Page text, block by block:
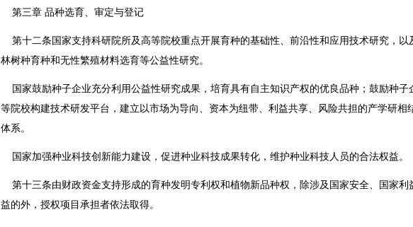
第三章 品种选育、审定与登记
第十二条国家支持科研院所及高等院校重点开展育种的基础性、前沿性和应用技术研究，以
林树种育种和无性繁殖材料选育等公益性研究。
国家鼓励种子企业充分利用公益性研究成果，培育具有自主知识产权的优良品种；鼓励种子
等院校构建技术研发平台，建立以市场为导向、资本为纽带、利益共享、风险共担的产学研相
体系。
国家加强种业科技创新能力建设，促进种业科技成果转化，维护种业科技人员的合法权益。
第十三条由财政资金支持形成的育种发明专利权和植物新品种权，除涉及国家安全、国家利
益的外，授权项目承担者依法取得。